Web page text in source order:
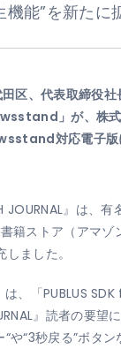
機能”を新た
区、代表取締役
」が、株
対応電子
JOURNAL』は、
籍ストア（アマ
ました。
は、「PUBLUS
』読者の要
や“3秒戻る”ボタ